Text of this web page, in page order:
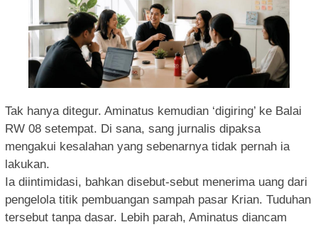
Tak hanya ditegur. Aminatus kemudian ‘digiring’ ke Balai
RW 08 setempat. Di sana, sang jurnalis dipaksa
mengakui kesalahan yang sebenarnya tidak pernah ia
lakukan.
Ia diintimidasi, bahkan disebut-sebut menerima uang dari
pengelola titik pembuangan sampah pasar Krian. Tuduhan
tersebut tanpa dasar. Lebih parah, Aminatus diancam